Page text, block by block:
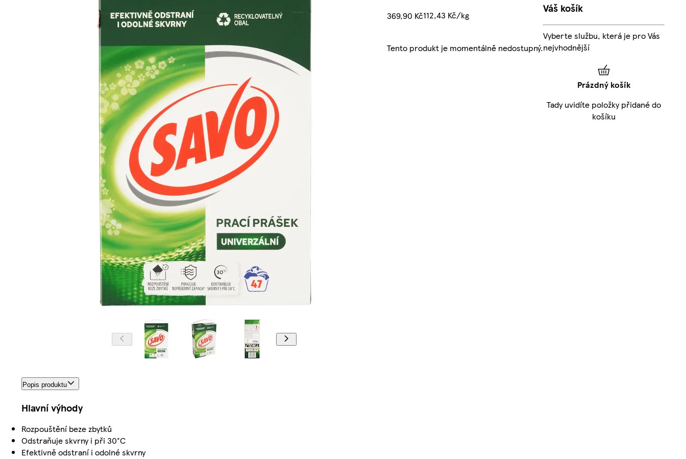
369,90 Kč112,43 Kč/kg
Tento produkt je momentálně nedostupný.
Popis produktu
Hlavní výhody
Rozpouštění beze zbytků
Odstraňuje skvrny i při 30°C
Efektivně odstraní i odolné skvrny
Váš košík
Vyberte službu, která je pro Vás
nejvhodnější
Prázdný košík
Tady uvidíte položky přidané do
košíku